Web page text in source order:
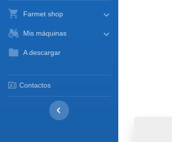
Farmet shop
Mis máquinas
A descargar
Contactos